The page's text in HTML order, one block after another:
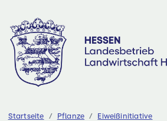
Inhalt
springen
Startseite Pflanze
Eiweißinitiative